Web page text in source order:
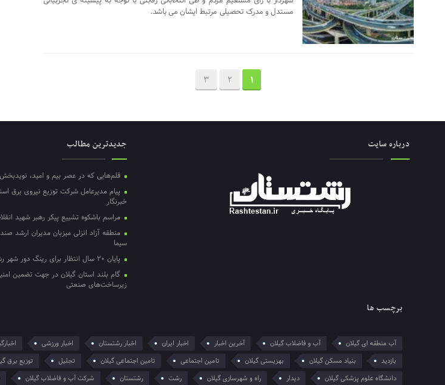
مستدل و مدرک تحصیلی مرتبط ایشان می باشد.
1
2
3
درباره سایت جدیدترین مطالب
قلم‌هایی که در عصر بیم و امید،
پیام مدیرعامل شرکت توزیع نیروی برق
خبرنگار ‌
مراسم باشکوه تشییع پیکر رهبر شهید
منطقه آزاد انزلی میزبان مدیران ارشد
سیما
پایان ۲۰ سال انتظار برای رینگ دور شهر رشت
گام بلند استان گیلان در جهت تضمین
زیرساخت‌های صنعتی
برچسب ها
آب منطقه ای گیلان آب و فاضلاب گیلان آخرین اخبار اخبار ایران اخبار رشتستان اخبار ورزشی
بازدید
بنیاد مسکن گیلان بهزیستی گیلان تامین اجتماعی تامین اجتماعی گیلان تجلیل توزیع برق
دانشگاه علوم پزشکی گیلان
دیدار راه و شهرسازی گیلان رشت رشتستان شرکت آب و فاضلاب گیلان